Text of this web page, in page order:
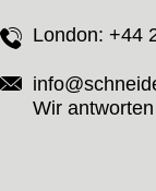
London: +44
Wir